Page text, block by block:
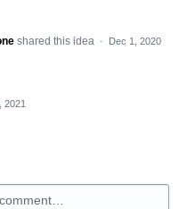
shared this idea ·
Dec 1, 2020
2021